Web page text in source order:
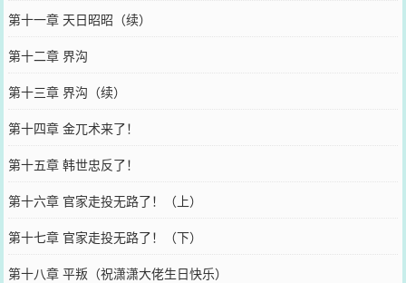
第十一章 天日昭昭（续）
第十二章 界沟
第十三章 界沟（续）
第十四章 金兀术来了！
第十五章 韩世忠反了！
第十六章 官家走投无路了！（上）
第十七章 官家走投无路了！（下）
第十八章 平叛（祝潇潇大佬生日快乐）